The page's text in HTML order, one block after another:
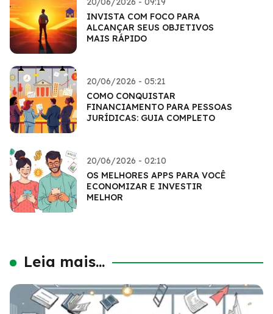
INVISTA COM FOCO PARA
ALCANÇAR SEUS OBJETIVOS
MAIS RÁPIDO
20/06/2026 - 05:21
COMO CONQUISTAR
FINANCIAMENTO PARA PESSOAS
JURÍDICAS: GUIA COMPLETO
20/06/2026 - 02:10
OS MELHORES APPS PARA VOCÊ
ECONOMIZAR E INVESTIR
MELHOR
Leia mais...